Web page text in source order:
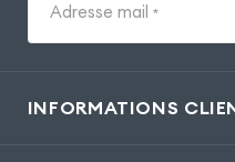
Adresse mail *
INFORMATIONS